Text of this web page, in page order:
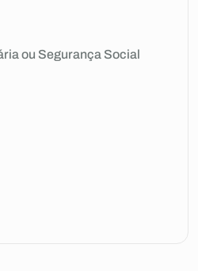
ou Segurança Social